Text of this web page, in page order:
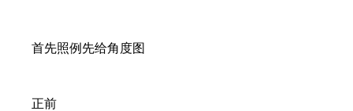
首先照例先给角度图
正前